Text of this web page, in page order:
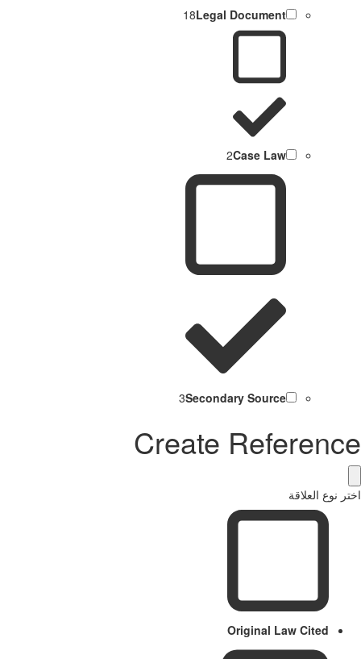
Legal Document
18
Case Law
2
Secondary Source
3
Create
نوع العلاقة
Original Law Cited